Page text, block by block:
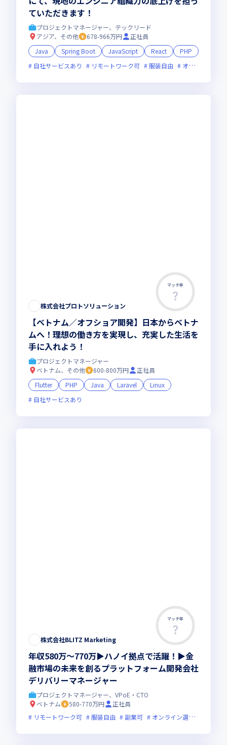
ていただきます！
プロジェクトマネージャー、テックリード
アジア、その他
678-966万円
正社員
Java
Spring Boot JavaScript React
PHP
自社サービスあり
リモートワーク可 服装自由 オンライン選考可
マッチ率
株式会社プロトソリューション
【ベトナム／オフショア開発】日本からベトナ
ムへ！理想の働き方を実現し、充実した生活を
手に入れよう！
プロジェクトマネージャー
ベトナム、その他
600-800万円
正社員
Flutter
PHP Java Laravel
Linux
自社サービスあり
マッチ率
株式会社BLITZ Marketing
年収580万～770万▶ハノイ拠点で活躍！▶金
融市場の未来を創るプラットフォーム開発会社
デリバリーマネージャー
プロジェクトマネージャー、VPoE・CTO
ベトナム
580-770万円
正社員
リモートワーク可
服装自由 副業可 オンライン選考可